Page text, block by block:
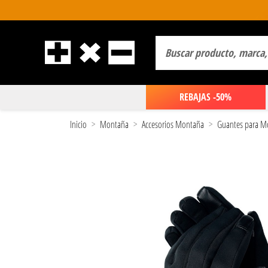
REBAJAS -50%
Inicio Montaña Accesorios Montaña Guantes para